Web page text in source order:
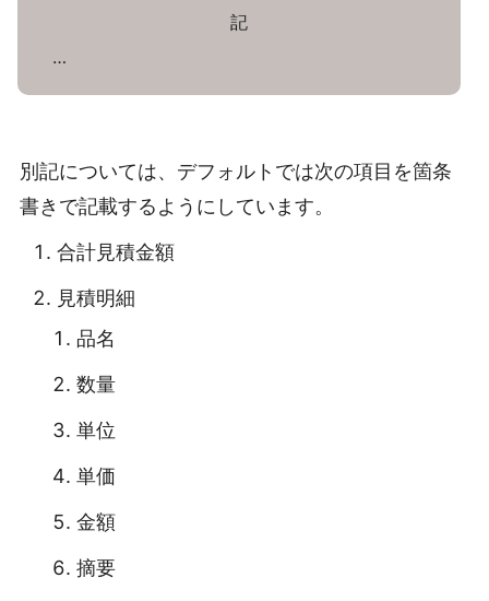
記
…
別記については、デフォルトでは次の項目を箇条
書きで記載するようにしています。
合計見積金額
見積明細
品名
数量
単位
単価
金額
摘要